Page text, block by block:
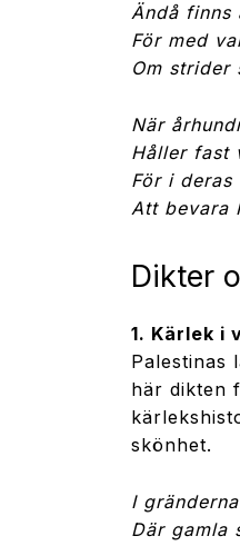
Ändå finns
För med
Om strider
När
Håller fast
För i deras
Att bevara
Dikter
1. Kärlek i
Palestinas
här dikten
skönhet.
I
Där gamla